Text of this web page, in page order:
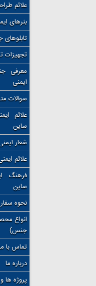
علائم
بنرهای
تجهیزات
معرفی
ایمنی
سوالات
علائم
ساین
شعار
علائم
فرهنگ
ساین
نحوه
انواع
جنس)
تماس با
درباره ما
پروژه ها